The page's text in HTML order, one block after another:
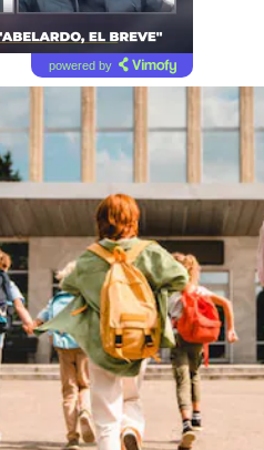
powered by